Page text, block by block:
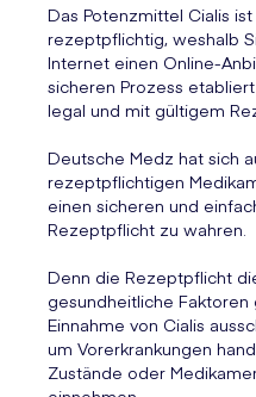
Das Potenzmittel Cialis
rezeptpflichtig, weshalb
Internet einen Online-
sicheren Prozess
legal und mit gültigem
Deutsche Medz hat sich
rezeptpflichtigen
einen sicheren und
Rezeptpflicht zu wahren.
Denn die Rezeptpflicht
gesundheitliche
Einnahme von Cialis
um Vorerkrankungen
Zustände oder